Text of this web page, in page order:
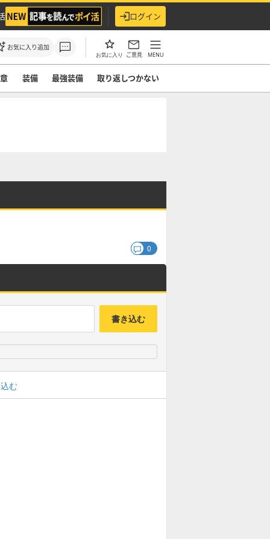
ログイン
お気に入り追加
お気に入り ご意見 MENU
装備 最強装備 取り返しつかない
0
書き込む
む